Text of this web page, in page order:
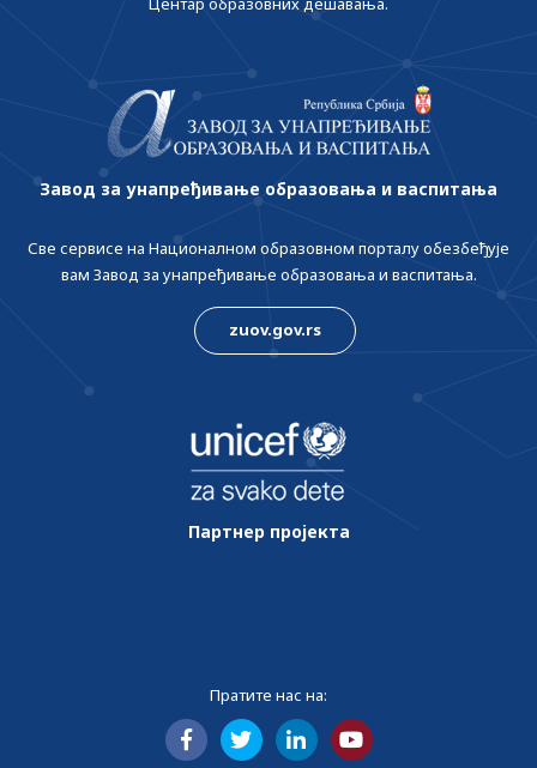
Завод за унапређивање образовања и васпитања
Све сервисе на Националном образовном порталу обезбеђује
вам Завод за унапређивање образовања и васпитања.
zuov.gov.rs
Партнер пројекта
Пратите нас на: